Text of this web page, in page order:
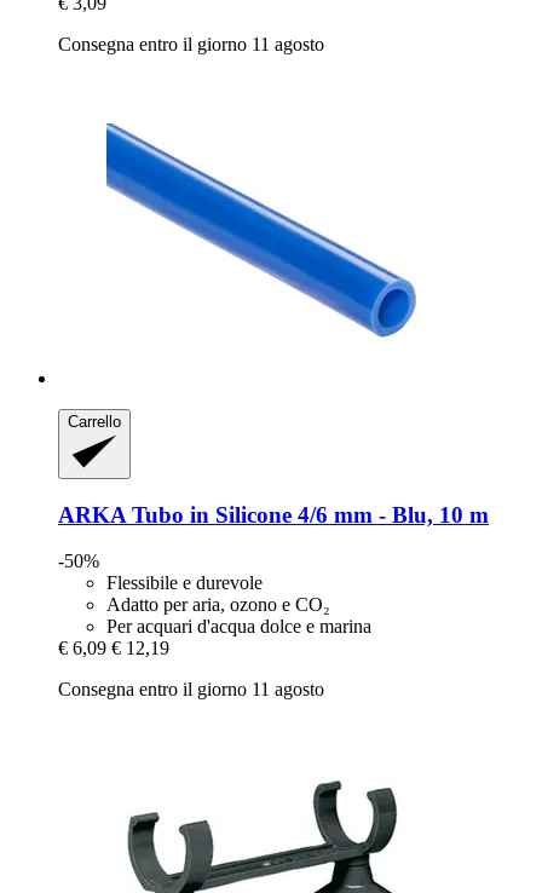
Consegna entro il giorno 11 agosto
Carrello
ARKA Tubo in Silicone 4/6 mm -​ Blu, 10 m
-50%
Flessibile e durevole
Adatto per aria, ozono e CO₂
Per acquari d'acqua dolce e marina
€ 6,09 € 12,19
Consegna entro il giorno 11 agosto